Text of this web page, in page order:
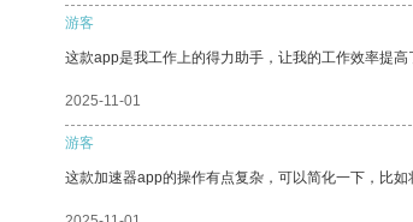
游客
这款app是我工作上的得力助手，让我的工作效率提高
2025-11-01
游客
这款加速器app的操作有点复杂，可以简化一下，比如